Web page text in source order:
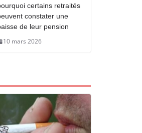
certains retraités
constater une
de leur pension
10 mars 2026